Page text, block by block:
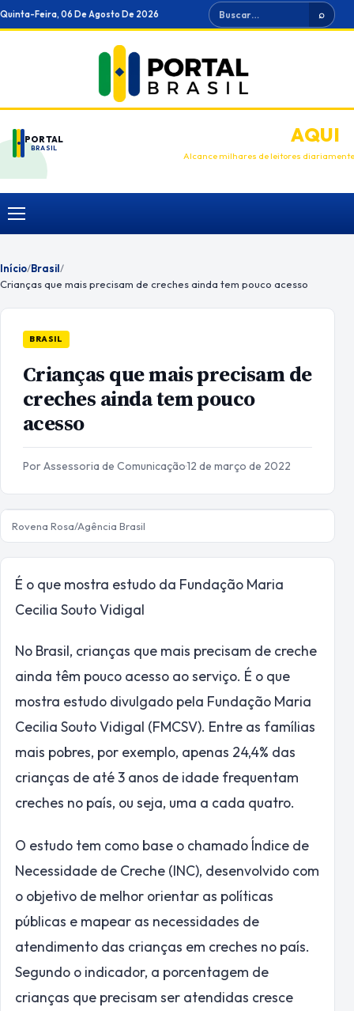
Ir
para
Quinta-Feira, 06 De Agosto De 2026 Buscar ⌕
PORTAL
BRASIL
ANUNCIEAQUI
Alcance milhares de leitores diariamente
Menu
Início/Brasil/
Crianças que mais precisam de creches ainda tem pouco acesso
BRASIL
Crianças que mais precisam de
creches ainda tem pouco
acesso
Por Assessoria de Comunicação·12 de março de 2022
Rovena Rosa/Agência Brasil
É o que mostra estudo da Fundação Maria
Cecilia Souto Vidigal
No Brasil, crianças que mais precisam de creche
ainda têm pouco acesso ao serviço. É o que
mostra estudo divulgado pela Fundação Maria
Cecilia Souto Vidigal (FMCSV). Entre as famílias
mais pobres, por exemplo, apenas 24,4% das
crianças de até 3 anos de idade frequentam
creches no país, ou seja, uma a cada quatro.
O estudo tem como base o chamado Índice de
Necessidade de Creche (INC), desenvolvido com
o objetivo de melhor orientar as políticas
públicas e mapear as necessidades de
atendimento das crianças em creches no país.
Segundo o indicador, a porcentagem de
crianças que precisam ser atendidas cresce